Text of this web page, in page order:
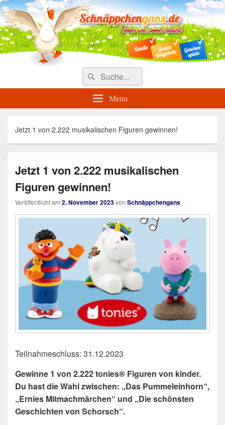
Täglich die besten Gewinnspiele
und Angebote
Search
for:
Suche
Menu
Jetzt 1 von 2.222 musikalischen Figuren gewinnen!
Jetzt 1 von 2.222 musikalischen
Figuren gewinnen!
Veröffentlicht am 2. November 2023von Schnäppchengans
Teilnahmeschluss: 31.12.2023
Gewinne 1 von 2.222 tonies® Figuren von kinder.
Du hast die Wahl zwischen: „Das Pummeleinhorn“,
„Ernies Mitmachmärchen“ und „Die schönsten
Geschichten von Schorsch“.